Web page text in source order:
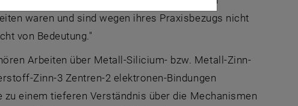
waren und sind wegen ihres Praxisbezugs nicht
von Bedeutung."
Arbeiten über Metall-Silicium- bzw. Metall-Zinn-
Zinn-3 Zentren-2 elektronen-Bindungen
einem tieferen Verständnis über die Mechanismen